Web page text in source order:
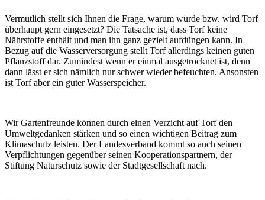
Vermutlich stellt sich Ihnen die Frage, warum wurde bzw. wird Torf
überhaupt gern eingesetzt? Die Tatsache ist, dass Torf keine
Nährstoffe enthält und man ihn ganz gezielt aufdüngen kann. In
Bezug auf die Wasserversorgung stellt Torf allerdings keinen guten
Pflanzstoff dar. Zumindest wenn er einmal ausgetrocknet ist, denn
dann lässt er sich nämlich nur schwer wieder befeuchten. Ansonsten
ist Torf aber ein guter Wasserspeicher.
Wir Gartenfreunde können durch einen Verzicht auf Torf den
Umweltgedanken stärken und so einen wichtigen Beitrag zum
Klimaschutz leisten. Der Landesverband kommt so auch seinen
Verpflichtungen gegenüber seinen Kooperationspartnern, der
Stiftung Naturschutz sowie der Stadtgesellschaft nach.